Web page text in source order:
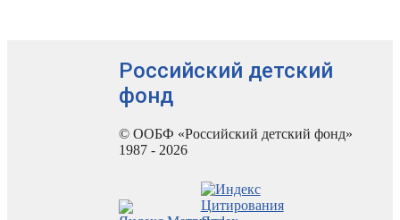
Российский детский
фонд
© ООБФ «Российский детский фонд»
1987 - 2026